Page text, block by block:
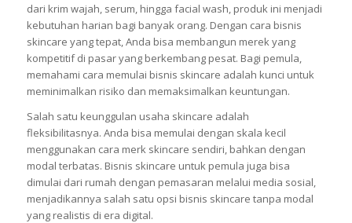
dari krim wajah, serum, hingga facial wash, produk ini menjadi
kebutuhan harian bagi banyak orang. Dengan cara bisnis
skincare yang tepat, Anda bisa membangun merek yang
kompetitif di pasar yang berkembang pesat. Bagi pemula,
memahami cara memulai bisnis skincare adalah kunci untuk
meminimalkan risiko dan memaksimalkan keuntungan.
Salah satu keunggulan usaha skincare adalah
fleksibilitasnya. Anda bisa memulai dengan skala kecil
menggunakan cara merk skincare sendiri, bahkan dengan
modal terbatas. Bisnis skincare untuk pemula juga bisa
dimulai dari rumah dengan pemasaran melalui media sosial,
menjadikannya salah satu opsi bisnis skincare tanpa modal
yang realistis di era digital.